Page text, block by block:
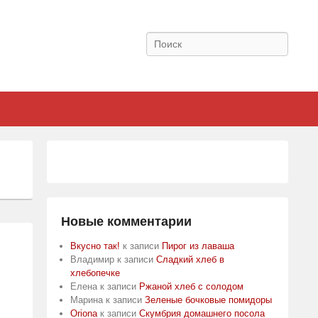
Поиск
Новые комментарии
Вкусно так! к записи Пирог из лаваша
Владимир к записи Сладкий хлеб в
хлебопечке
Елена к записи Ржаной хлеб с солодом
Марина к записи Зеленые бочковые помидоры
Orionaк записи Скумбрия домашнего посола